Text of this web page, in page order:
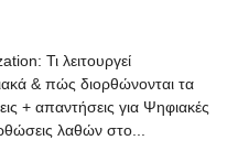
Τι λειτουργεί
& πώς διορθώνονται τα
+ απαντήσεις για Ψηφιακές
λαθών στο...